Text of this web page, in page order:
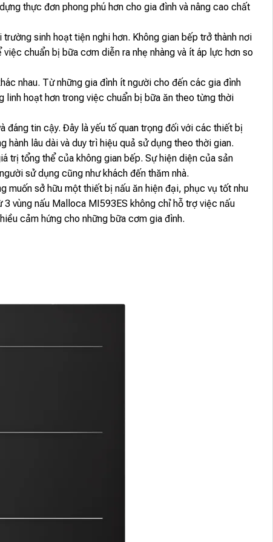
thực đơn phong phú hơn cho gia đình và nâng cao chất
sinh hoạt tiện nghi hơn. Không gian bếp trở thành nơi
chuẩn bị bữa cơm diễn ra nhẹ nhàng và ít áp lực hơn so
nhau. Từ những gia đình ít người cho đến các gia đình
hoạt hơn trong việc chuẩn bị bữa ăn theo từng thời
đáng tin cậy. Đây là yếu tố quan trọng đối với các thiết bị
lâu dài và duy trì hiệu quả sử dụng theo thời gian.
trị tổng thể của không gian bếp. Sự hiện diện của sản
sử dụng cũng như khách đến thăm nhà.
muốn sở hữu một thiết bị nấu ăn hiện đại, phục vụ tốt nhu
vùng nấu Malloca MI593ES không chỉ hỗ trợ việc nấu
cảm hứng cho những bữa cơm gia đình.